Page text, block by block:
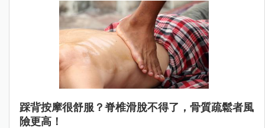
踩背按摩很舒服？脊椎滑脫不得了，骨質疏鬆者風
險更高！